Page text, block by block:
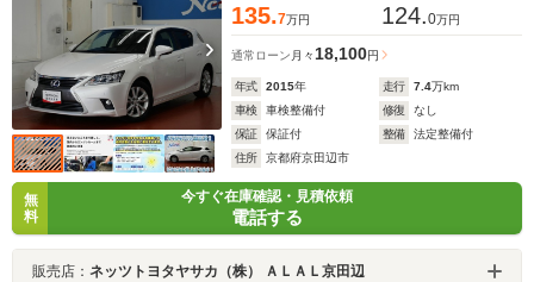
135.7万円 124.0万円
通常ローン 月々 18,100円
年式 2015年 走行 7.4万km
車検
車検整備付 修復
なし
保証
保証付 整備
法定整備付
住所
京都府京田辺市
無
料
今すぐ在庫確認・見積依頼
電話する
販売店： ネッツトヨタヤサカ（株） ＡＬＡＬ京田辺